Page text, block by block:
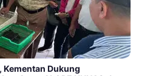
Kementan Dukung